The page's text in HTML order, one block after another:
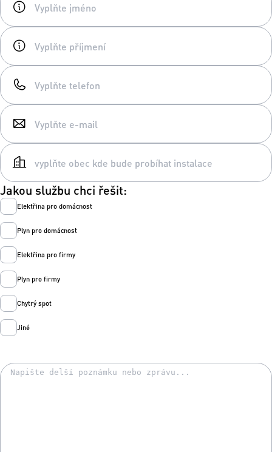
Jakou službu chci řešit:
Elektřina pro domácnost
Plyn pro domácnost
Elektřina pro firmy
Plyn pro firmy
Chytrý spot
Jiné